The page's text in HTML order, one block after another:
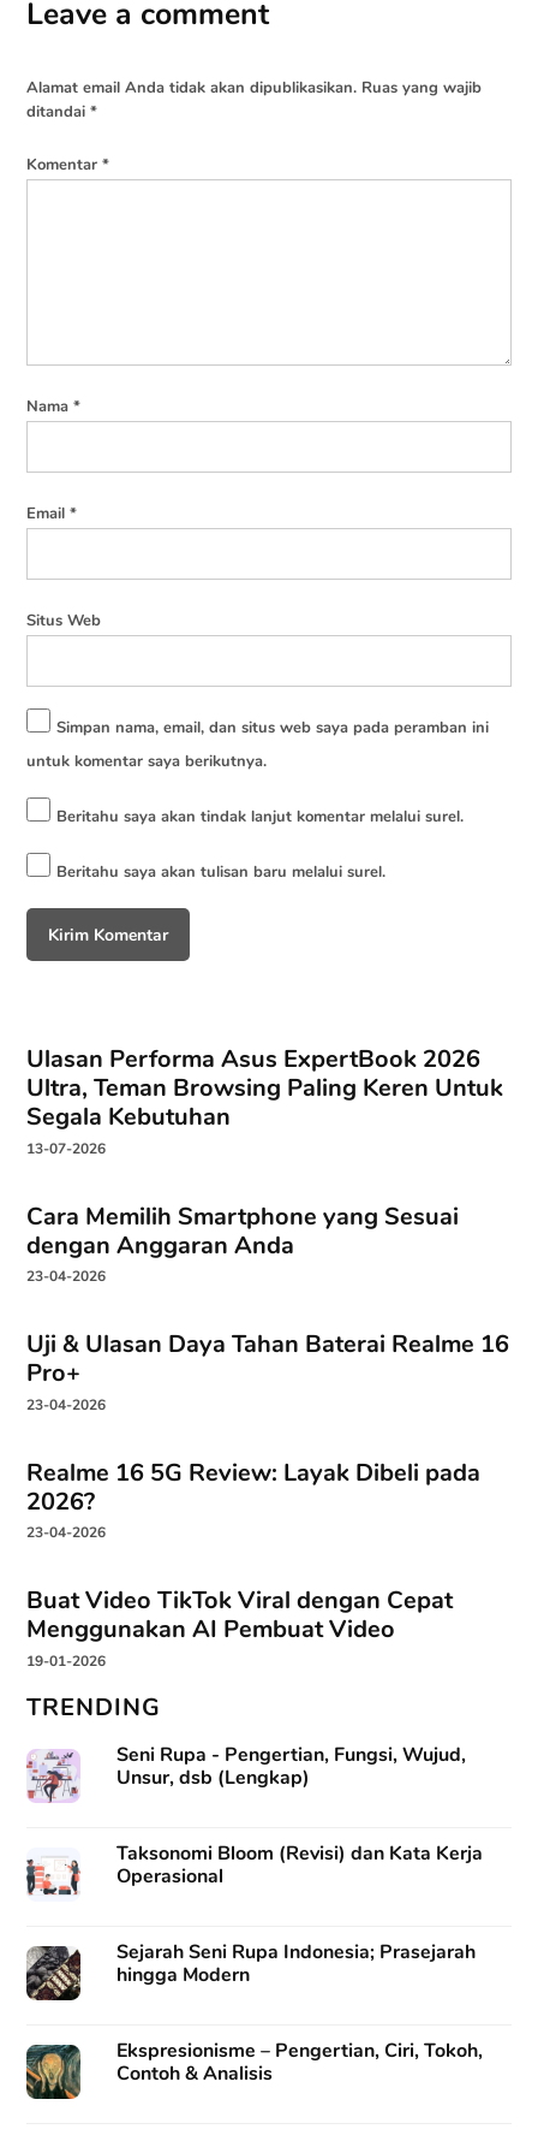
Leave a comment
Alamat email Anda tidak akan dipublikasikan. Ruas yang wajib
ditandai*
Komentar*
Nama*
Email*
Situs Web
Simpan nama, email, dan situs web saya pada peramban ini
untuk komentar saya berikutnya.
Beritahu saya akan tindak lanjut komentar melalui surel.
Beritahu saya akan tulisan baru melalui surel.
Ulasan Performa Asus ExpertBook 2026
Ultra, Teman Browsing Paling Keren Untuk
Segala Kebutuhan
13-07-2026
Cara Memilih Smartphone yang Sesuai
dengan Anggaran Anda
23-04-2026
Uji & Ulasan Daya Tahan Baterai Realme 16
Pro+
23-04-2026
Realme 16 5G Review: Layak Dibeli pada
2026?
23-04-2026
Buat Video TikTok Viral dengan Cepat
Menggunakan AI Pembuat Video
19-01-2026
TRENDING
Seni Rupa - Pengertian, Fungsi, Wujud,
Unsur, dsb (Lengkap)
Taksonomi Bloom (Revisi) dan Kata Kerja
Operasional
Sejarah Seni Rupa Indonesia; Prasejarah
hingga Modern
Ekspresionisme – Pengertian, Ciri, Tokoh,
Contoh & Analisis